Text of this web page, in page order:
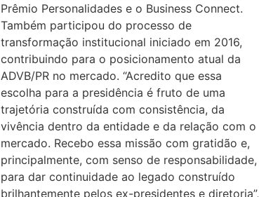
Prêmio Personalidades e o Business Connect.
Também participou do processo de
transformação institucional iniciado em 2016,
contribuindo para o posicionamento atual da
ADVB/PR no mercado. “Acredito que essa
escolha para a presidência é fruto de uma
trajetória construída com consistência, da
vivência dentro da entidade e da relação com o
mercado. Recebo essa missão com gratidão e,
principalmente, com senso de responsabilidade,
para dar continuidade ao legado construído
brilhantemente pelos ex-presidentes e diretoria”,